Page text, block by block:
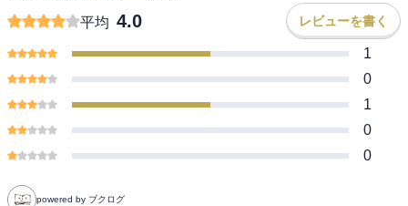
平均 4.0 レビューを書く
1
0
1
0
0
powered by ブクログ